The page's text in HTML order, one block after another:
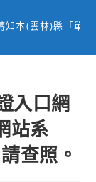
知本(雲林)縣「單
入口網
站系
查照。